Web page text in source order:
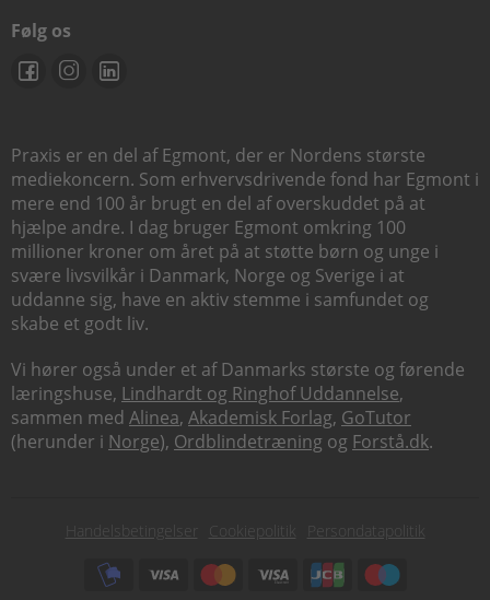
Følg os
Praxis er en del af Egmont, der er Nordens største
mediekoncern. Som erhvervsdrivende fond har Egmont i
mere end 100 år brugt en del af overskuddet på at
hjælpe andre. I dag bruger Egmont omkring 100
millioner kroner om året på at støtte børn og unge i
svære livsvilkår i Danmark, Norge og Sverige i at
uddanne sig, have en aktiv stemme i samfundet og
skabe et godt liv.
Vi hører også under et af Danmarks største og førende
læringshuse, Lindhardt og Ringhof Uddannelse,
sammen med Alinea, Akademisk Forlag, GoTutor
(herunder i Norge), Ordblindetræning og Forstå.dk.
Subfooter
Handelsbetingelser Cookiepolitik
Persondatapolitik
Subfooter
payment